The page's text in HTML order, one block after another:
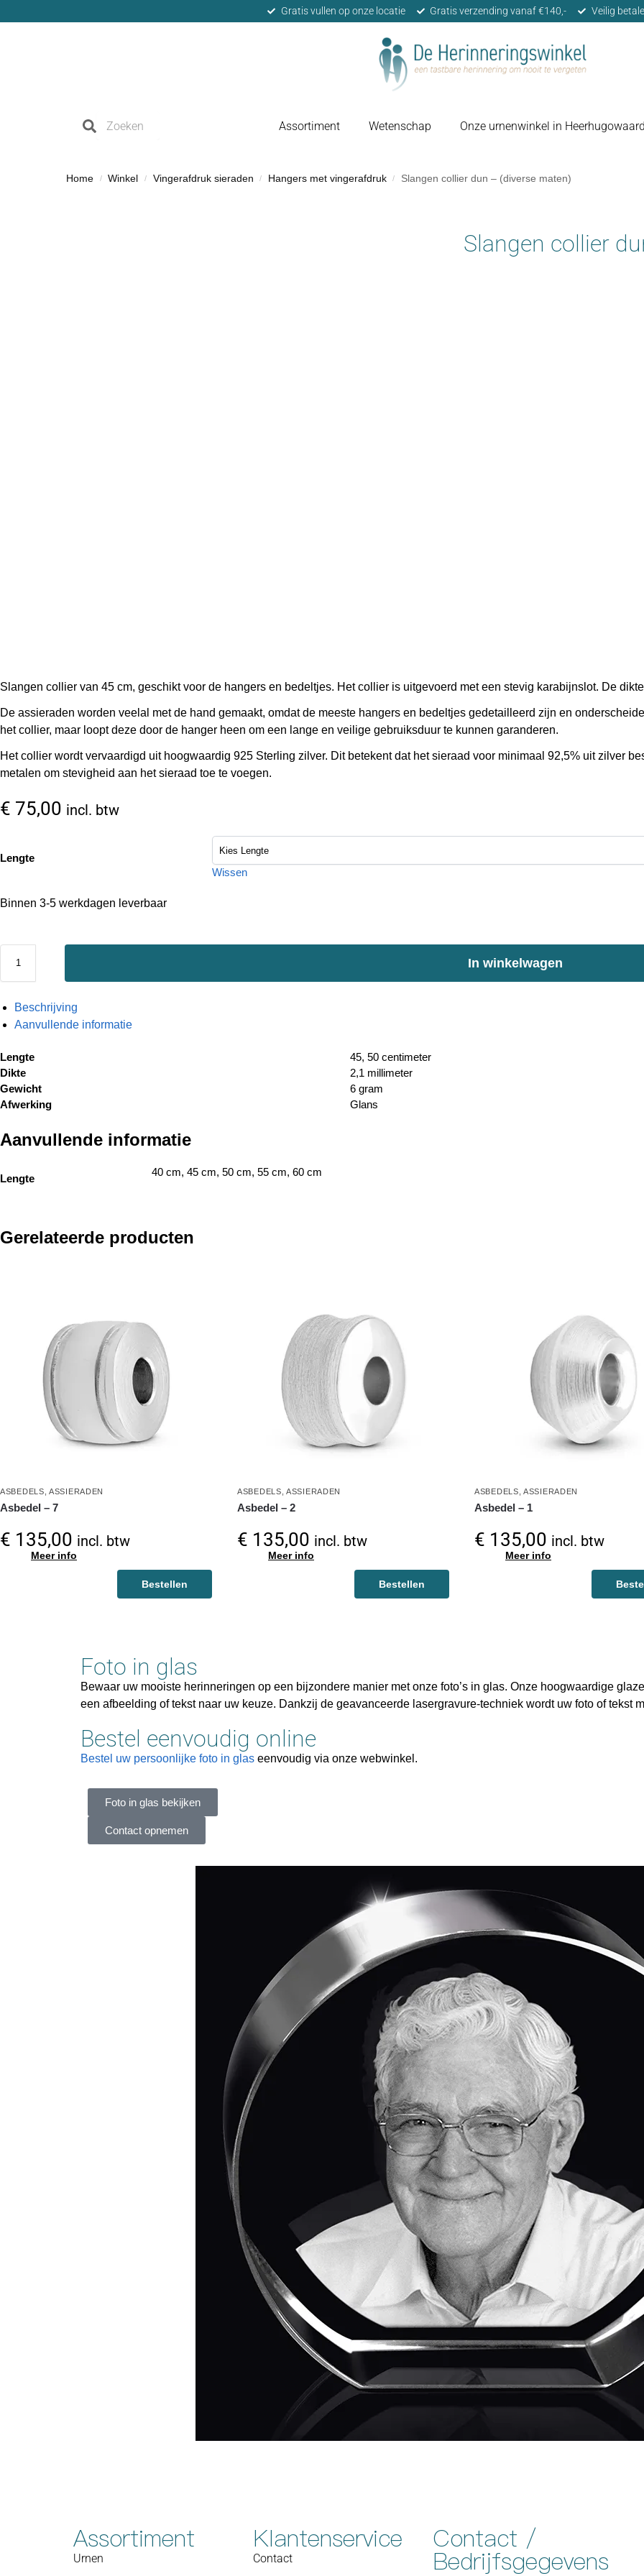
Gratis vullen op onze locatie Gratis verzending vanaf €140,- Veilig
Assortiment Wetenschap Onze urnenwinkel in
Home / Winkel / Vingerafdruk sieraden / Hangers met vingerafdruk / Slangen collier dun – (diverse maten)
Slangen collier
Slangen collier van 45 cm, geschikt voor de hangers en bedeltjes. Het collier is uitgevoerd met een stevig karabijnslot. De
De assieraden worden veelal met de hand gemaakt, omdat de meeste hangers en bedeltjes gedetailleerd zijn en
het collier, maar loopt deze door de hanger heen om een lange en veilige gebruiksduur te kunnen garanderen.
Het collier wordt vervaardigd uit hoogwaardig 925 Sterling zilver. Dit betekent dat het sieraad voor minimaal 92,5% uit zilver
metalen om stevigheid aan het sieraad toe te voegen.
€ 75,00 incl. btw
Lengte
Wissen
Binnen 3-5 werkdagen leverbaar
In winkelwagen
Beschrijving
Aanvullende informatie
Lengte
45, 50 centimeter
Dikte
2,1 millimeter
Gewicht
6 gram
Afwerking
Glans
Aanvullende informatie
Lengte
40 cm, 45 cm, 50 cm, 55 cm, 60 cm
Gerelateerde producten
ASBEDELS ,ASSIERADEN
Asbedel – 7
€ 135,00 incl. btw
Meer info
Bestellen
ASBEDELS ,ASSIERADEN
Asbedel – 2
€ 135,00 incl. btw
Meer info
Bestellen
ASBEDELS ,ASSIERADEN
Asbedel – 1
€ 135,00 incl. btw
Meer info
Foto in glas
Bewaar uw mooiste herinneringen op een bijzondere manier met onze foto’s in glas. Onze hoogwaardige
een afbeelding of tekst naar uw keuze. Dankzij de geavanceerde lasergravure-techniek wordt uw foto of tekst
Bestel eenvoudig online
Bestel uw persoonlijke foto in glas eenvoudig via onze webwinkel.
Foto in glas bekijken
Contact opnemen
Assortiment
Urnen
Klantenservice
Contact
Contact /
Bedrijfsgegevens